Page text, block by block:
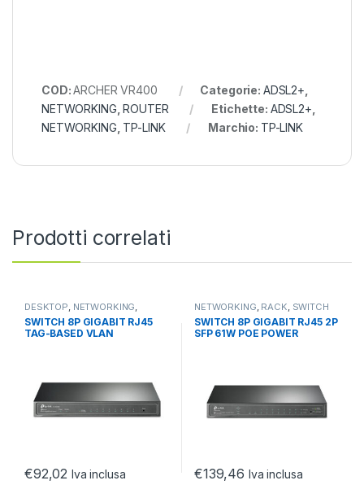
COD:ARCHER VR400 Categorie: ADSL2+
NETWORKING ,ROUTER Etichette: ADSL2+
NETWORKING TP-LINK Marchio: TP-LINK
Prodotti correlati
DESKTOP, NETWORKING,
SWITCH
SWITCH 8P GIGABIT RJ45
TAG-BASED VLAN
€92,02 Iva inclusa
NETWORKING, RACK, SWITCH
SWITCH 8P GIGABIT RJ45 2P
SFP 61W POE POWER
€139,46 Iva inclusa